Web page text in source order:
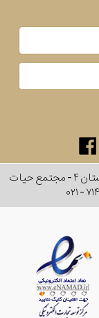
آدرس: تهران - خ پاسداران - رو به روی اقدسیه - تنگستان ۴ - مجتمع حیات
۰۰۰ ۱۰